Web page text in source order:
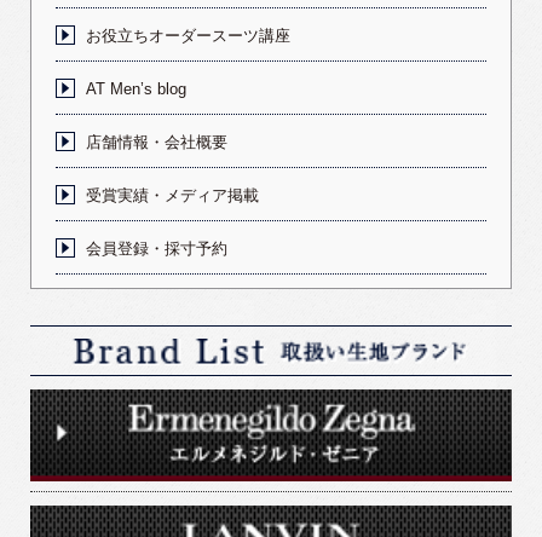
お役立ちオーダースーツ講座
AT Men’s blog
店舗情報・会社概要
受賞実績・メディア掲載
会員登録・採寸予約